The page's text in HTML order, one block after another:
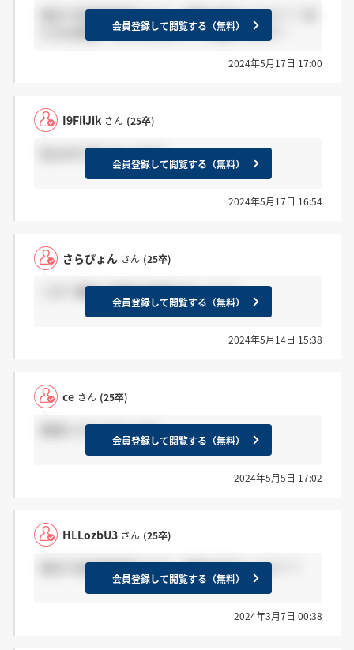
東京で役員面接受けた方、結果は来ましたか？？ 来
た方は感謝、まだの方はホントお願いします！
会員登録して閲覧する（無料）
2024年5月17日 17:00
I9FilJik さん (25卒)
私はまだ来てないです?
会員登録して閲覧する（無料）
2024年5月17日 16:54
さらぴょん さん (25卒)
二次？最終？面接の結果きましたか？
会員登録して閲覧する（無料）
2024年5月14日 15:38
ce さん (25卒)
面接とかどうでしたか
会員登録して閲覧する（無料）
2024年5月5日 17:02
HLLozbU3 さん (25卒)
東京で役員面接受けた方、結果は来ましたか？？
会員登録して閲覧する（無料）
2024年3月7日 00:38